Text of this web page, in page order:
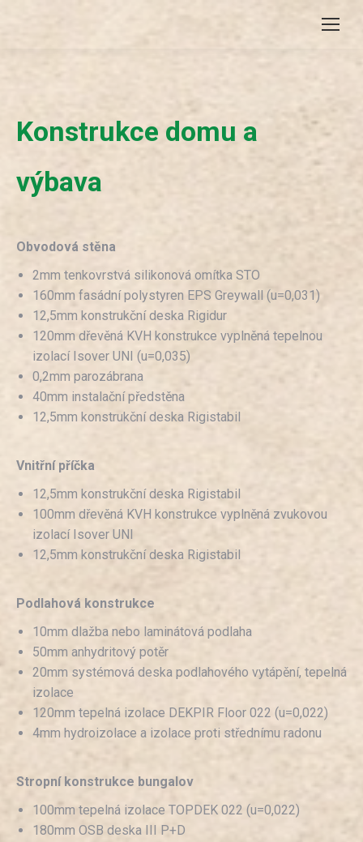
Konstrukce domu a
výbava
Obvodová stěna
2mm tenkovrstvá silikonová omítka STO
160mm fasádní polystyren EPS Greywall (u=0,031)
12,5mm konstrukční deska Rigidur
120mm dřevěná KVH konstrukce vyplněná tepelnou
izolací Isover UNI (u=0,035)
0,2mm parozábrana
40mm instalační předstěna
12,5mm konstrukční deska Rigistabil
Vnitřní příčka
12,5mm konstrukční deska Rigistabil
100mm dřevěná KVH konstrukce vyplněná zvukovou
izolací Isover UNI
12,5mm konstrukční deska Rigistabil
Podlahová konstrukce
10mm dlažba nebo laminátová podlaha
50mm anhydritový potěr
20mm systémová deska podlahového vytápění, tepelná
izolace
120mm tepelná izolace DEKPIR Floor 022 (u=0,022)
4mm hydroizolace a izolace proti střednímu radonu
Stropní konstrukce bungalov
100mm tepelná izolace TOPDEK 022 (u=0,022)
180mm OSB deska III P+D